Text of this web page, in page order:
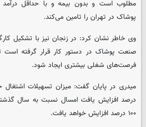
مطلوب است و بدون بیمه و با حداقل
پوشاک در تهران را تامین می‌کند.
وی خاطر نشان کرد: در زنجان نیز با تشکیل
صنعت پوشاک در دستور کار قرار گرفته است
فرصت‌های شغلی بیشتری ایجاد شود.
درصد افزایش یافت امسال نسبت به سال
۱۰۰ درصد افزایش خواهد یافت.